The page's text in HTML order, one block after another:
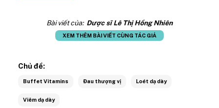
Bài viết của: Dược sĩ Lê Thị Hồng Nhiên
XEM THÊM BÀI VIẾT CÙNG TÁC GIẢ
Chủ đề:
Buffet Vitamins Đau thượng vị Loét dạ dày
Viêm dạ dày